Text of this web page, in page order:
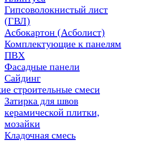
Гипсоволокнистый лист
(ГВЛ)
Асбокартон (Асболист)
Комплектующие к панелям
ПВХ
Фасадные панели
Сайдинг
строительные смеси
Затирка для швов
керамической плитки,
мозайки
Кладочная смесь